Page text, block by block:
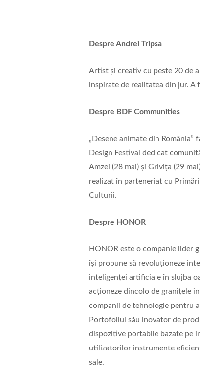
Despre Andrei Tripșa
Artist și creativ cu peste 20 de
inspirate de realitatea din jur. A
Despre BDF Communities
„Desene animate din
Design Festival dedicat
Amzei (28 mai) și Grivița (29
realizat în parteneriat cu
Culturii.
Despre HONOR
HONOR este o companie lider
își propune să revoluționeze
inteligenței artificiale în slujba
acționeze dincolo de granițele
companii de tehnologie pentru
Portofoliul său inovator de
dispozitive portabile bazate pe
utilizatorilor instrumente
sale.